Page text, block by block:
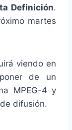
Definición.
martes
viendo en
de un
MPEG-4 y
difusión.